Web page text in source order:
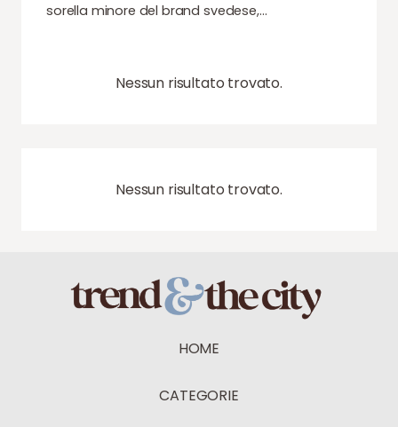
sorella minore del brand svedese,…
Nessun risultato trovato.
Nessun risultato trovato.
HOME
CATEGORIE